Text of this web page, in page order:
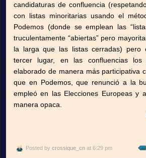
candidaturas de confluencia
con listas minoritarias usando el
Podemos (donde se emplean las
truculentamente “abiertas” pero
la larga que las listas cerradas) pero
tercer lugar, en las confluencias los
elaborado de manera más participativa
que en Podemos, que renunció a la
empleó en las Elecciones Europeas y
manera opaca.
Posted by crossique_cn at 6:29 pm